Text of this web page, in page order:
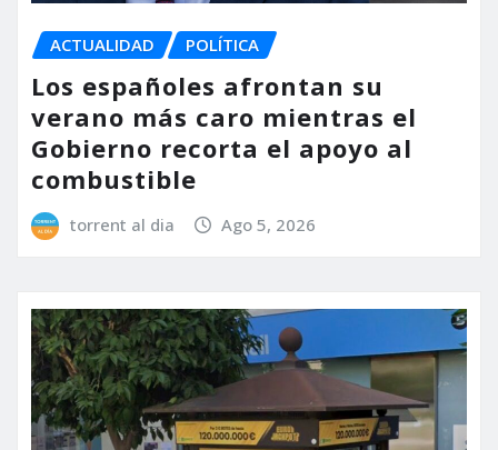
ACTUALIDAD POLÍTICA
Los españoles afrontan su
verano más caro mientras el
Gobierno recorta el apoyo al
combustible
torrent al dia Ago 5, 2026